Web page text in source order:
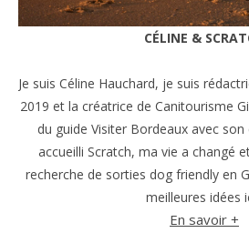
CÉLINE &
Je suis Céline Hauchard, je suis
2019 et la créatrice de Canitourisme
du guide Visiter Bordeaux avec
accueilli Scratch, ma vie a changé
recherche de sorties dog friendly en
meilleures idées
En savoir +